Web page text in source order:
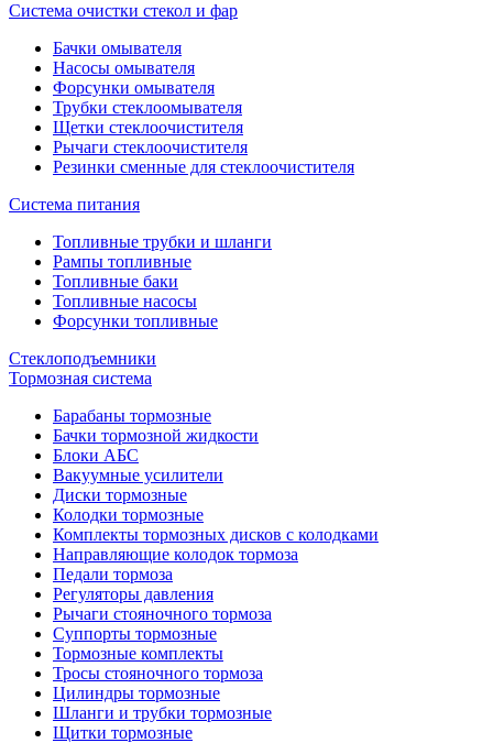
Система очистки стекол и фар
Бачки омывателя
Насосы омывателя
Форсунки омывателя
Трубки стеклоомывателя
Щетки стеклоочистителя
Рычаги стеклоочистителя
Резинки сменные для стеклоочистителя
Система питания
Топливные трубки и шланги
Рампы топливные
Топливные баки
Топливные насосы
Форсунки топливные
Стеклоподъемники
Тормозная система
Барабаны тормозные
Бачки тормозной жидкости
Блоки АБС
Вакуумные усилители
Диски тормозные
Колодки тормозные
Комплекты тормозных дисков с колодками
Направляющие колодок тормоза
Педали тормоза
Регуляторы давления
Рычаги стояночного тормоза
Суппорты тормозные
Тормозные комплекты
Тросы стояночного тормоза
Цилиндры тормозные
Шланги и трубки тормозные
Щитки тормозные